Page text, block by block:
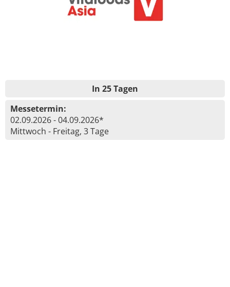
In 25 Tagen
Messetermin:
02.09.2026 - 04.09.2026*
Mittwoch - Freitag, 3 Tage